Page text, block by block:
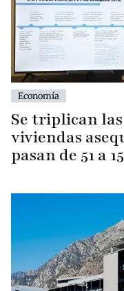
Economía
Se triplican
viviendas
pasan de 51 a